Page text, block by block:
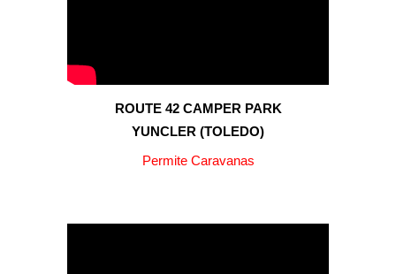
ROUTE 42 CAMPER PARK
YUNCLER (TOLEDO)
Permite Caravanas